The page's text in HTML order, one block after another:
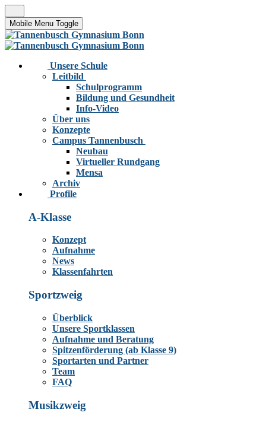
Mobile Menu Toggle
Unsere Schule
Leitbild
Schulprogramm
Bildung und Gesundheit
Info-Video
Über uns
Konzepte
Campus Tannenbusch
Neubau
Virtueller Rundgang
Mensa
Archiv
Profile
A-Klasse
Konzept
Aufnahme
News
Klassenfahrten
Sportzweig
Überblick
Unsere Sportklassen
Aufnahme und Beratung
Spitzenförderung (ab Klasse 9)
Sportarten und Partner
Team
FAQ
Musikzweig